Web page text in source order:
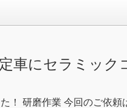
車にセラミック
！ 研磨作業 今回のご依